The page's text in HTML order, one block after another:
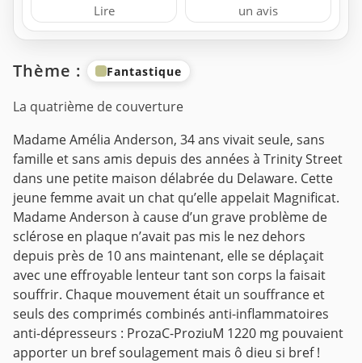
Lire un avis
Thème : Fantastique
La quatrième de couverture
Madame Amélia Anderson, 34 ans vivait seule, sans
famille et sans amis depuis des années à Trinity Street
dans une petite maison délabrée du Delaware. Cette
jeune femme avait un chat qu’elle appelait Magnificat.
Madame Anderson à cause d’un grave problème de
sclérose en plaque n’avait pas mis le nez dehors
depuis près de 10 ans maintenant, elle se déplaçait
avec une effroyable lenteur tant son corps la faisait
souffrir. Chaque mouvement était un souffrance et
seuls des comprimés combinés anti-inflammatoires
anti-dépresseurs : ProzaC-ProziuM 1220 mg pouvaient
apporter un bref soulagement mais ô dieu si bref !